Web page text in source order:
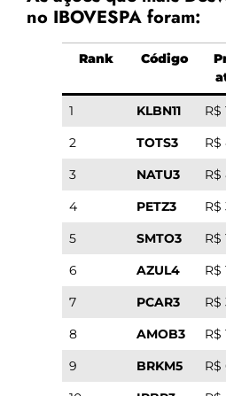
no IBOVESPA foram:
Rank Código
1 KLBN11 R$
2
TOTS3 R$
3
NATU3 R$
4
PETZ3 R$
5
SMTO3 R$
6
AZUL4 R$
7
PCAR3 R$
8
AMOB3 R$
9
BRKM5 R$